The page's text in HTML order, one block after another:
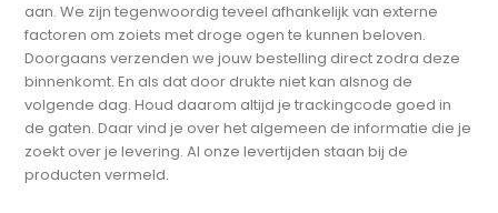
aan. We zijn tegenwoordig teveel afhankelijk van externe
factoren om zoiets met droge ogen te kunnen beloven.
Doorgaans verzenden we jouw bestelling direct zodra deze
binnenkomt. En als dat door drukte niet kan alsnog de
volgende dag. Houd daarom altijd je trackingcode goed in
de gaten. Daar vind je over het algemeen de informatie die je
zoekt over je levering. Al onze levertijden staan bij de
producten vermeld.